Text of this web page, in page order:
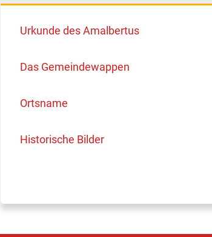
Urkunde des Amalbertus
Das Gemeindewappen
Ortsname
Historische Bilder